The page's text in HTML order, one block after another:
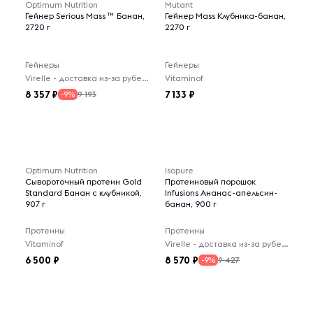
Optimum Nutrition
Гейнер Serious Mass ™ Банан,
2720 г
Гейнеры
Virelle - доставка из-за рубежа
8 357 -9% 9 193
Mutant
Гейнер Mass Клубника-банан,
2270 г
Гейнеры
Vitaminof
7 133
Optimum Nutrition
Сывороточный протеин Gold
Standard Банан с клубникой,
907 г
Протеины
Vitaminof
6 500
Isopure
Протеиновый порошок
Infusions Ананас-апельсин-
банан, 900 г
Протеины
Virelle - доставка из-за рубежа
8 570 -9% 9 427